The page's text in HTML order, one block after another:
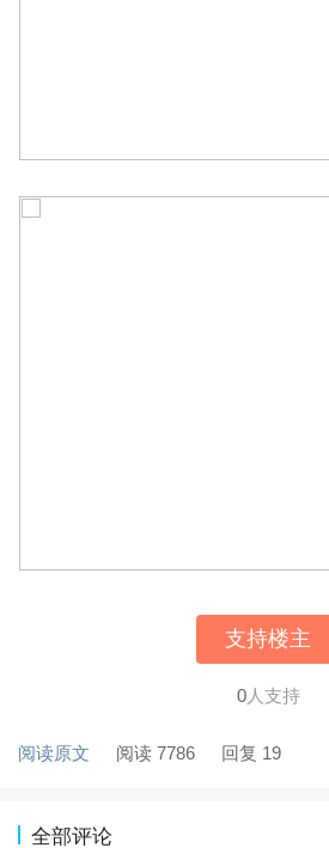
支持楼主
0人支持
阅读原文 阅读 7786 回复 19
全部评论